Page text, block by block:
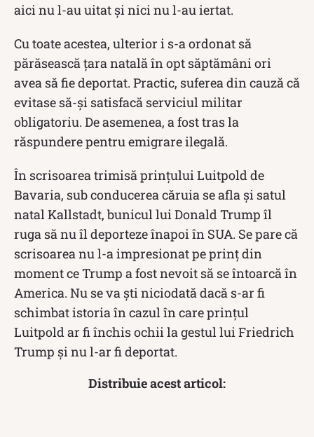
aici nu l-au uitat și nici nu l-au iertat.
Cu toate acestea, ulterior i s-a ordonat să
părăsească țara natală în opt săptămâni ori
avea să fie deportat. Practic, suferea din cauză că
evitase să-și satisfacă serviciul militar
obligatoriu. De asemenea, a fost tras la
răspundere pentru emigrare ilegală.
În scrisoarea trimisă prințului Luitpold de
Bavaria, sub conducerea căruia se afla și satul
natal Kallstadt, bunicul lui Donald Trump îl
ruga să nu îl deporteze înapoi în SUA. Se pare că
scrisoarea nu l-a impresionat pe prinț din
moment ce Trump a fost nevoit să se întoarcă în
America. Nu se va ști niciodată dacă s-ar fi
schimbat istoria în cazul în care prințul
Luitpold ar fi închis ochii la gestul lui Friedrich
Trump și nu l-ar fi deportat.
Distribuie acest articol: